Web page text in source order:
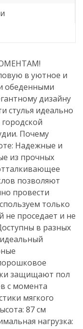
в уютное и
обеденными
дизайну
стулья идеально
Почему
Надежные и
из прочных
позволяют
провести
только
не проседает и не
в разных
защищают пол
с момента
мягкого
87 см
нагрузка: